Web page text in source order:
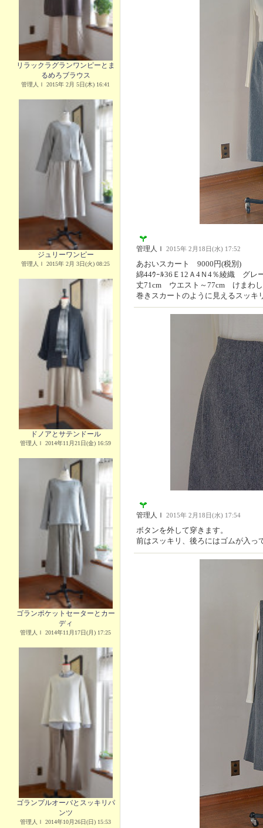
リラックラグランワンピーとま
るめろブラウス
管理人Ｉ 2015年 2月 5日(木) 16:41
ジュリーワンピー
管理人Ｉ 2015年 2月 3日(火) 08:25
ドノアとサテンドール
管理人Ｉ 2014年11月21日(金) 16:59
ゴランポケットセーターとカー
ディ
管理人Ｉ 2014年11月17日(月) 17:25
ゴランプルオーバとスッキリパ
ンツ
管理人Ｉ 2014年10月26日(日) 15:53
管理人Ｉ 2015年 2月18日(水) 17:52
あおいスカート 9000円(税別)
綿44ｳｰﾙ36Ｅ12Ａ4Ｎ4％綾織 グレ
丈71cm ウエスト～77cm けまわ
巻きスカートのように見えるスッキ
管理人Ｉ 2015年 2月18日(水) 17:54
ボタンを外して穿きます。
前はスッキリ、後ろにはゴムが入っ